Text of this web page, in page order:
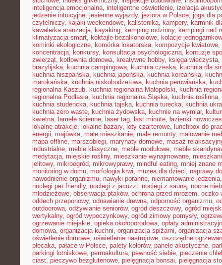
inteligencja emocjonalna, inteligentne oświetlenie, izolacja
jedzenie intuicyjne, jesienne wyjazdy, jeziora w Polsce, joga dla
czytelniczy, kajaki weekendowe, kalistenika, kampery, karmnik
kawalerka aranżacja, kayaking, kemping rodzinny, kempingi nad
klimatyzacja smart, koktajle bezalkoholowe, kolacje
kominki ekologiczne, komórka lokatorska, kompozycje kwiatowe,
koncentracja, konkursy, konsultacja psychologiczna, kontuzje
zwierząt, kotłownia domowa, kreatywne hobby, księga wieczysta,
brazylijska, kuchnia campingowa, kuchnia czeska, kuchnia dla
kuchnia hiszpańska, kuchnia japońska, kuchnia koreańska,
marokańska, kuchnia niskobudżetowa, kuchnia peruwiańska,
regionalna Kaszub, kuchnia regionalna Małopolski, kuchnia
regionalna Podlasia, kuchnia regionalna Śląska, kuchnia roślinna,
kuchnia studencka, kuchnia tajska, kuchnia turecka, kuchnia
kuchnia zero waste, kuchnia żydowska, kuchnie na wymiar,
kwietna, lamele ścienne, laser tag, last minute, łazienki
lokalne atrakcje, lokalne bazary, loty czarterowe, lunchbox do
energii, majówka, małe mieszkanie, małe remonty, malowanie
mapa offline, marszobiegi, marynaty domowe, masaż
industrialne, meble klasyczne, meble modułowe, meble
medytacja, miejskie rośliny, mieszkanie wynajmowane,
jelitowy, mikroogród, mikrowyprawy, mindful eating, mniej znane
monitoring w domu, morfologia krwi, muzea dla dzieci, naprawy
nawodnienie organizmu, nawyki poranne, niemarnowanie jedzenia
noclegi pet friendly, noclegi z jacuzzi, noclegi z sauną, nocne
młodzieżowe, obserwacja ptaków, ochrona przed mrozem, oczko
oddech przeponowy, odnawianie drewna, odporność organizmu,
outdoorowa, odżywianie seniorów, ogród deszczowy, ogród
wertykalny, ogród wypoczynkowy, ogród zimowy pomysły,
ogrzewanie miejskie, opieka okołoporodowa, opłaty
domowa, organizacja kuchni, organizacja spiżarni, organizacja
oświetlenie domowe, oświetlenie nastrojowe, oszczędne
plecaka, pałace w Polsce, palety kolorów, panele akustyczne,
parkingi lotniskowe, permakultura, pewność siebie, pieczenie
ciast, pieczywo bezglutenowe, pielęgnacja bonsai, pielęgnacja